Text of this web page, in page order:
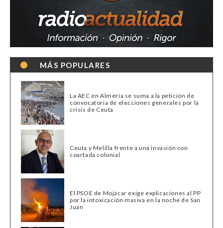
MÁS POPULARES
La AEC en Almería se suma a la petición de
convocatoria de elecciones generales por la
crisis de Ceuta
Ceuta y Melilla frente a una invasión con
coartada colonial
El PSOE de Mojácar exige explicaciones al PP
por la intoxicación masiva en la noche de San
Juan